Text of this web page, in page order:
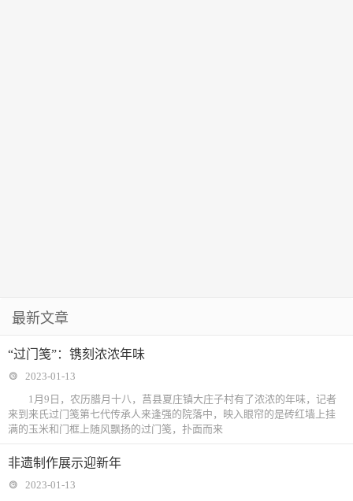
最新文章
“过门笺”：镌刻浓浓年味
2023-01-13
1月9日，农历腊月十八，莒县夏庄镇大庄子村有了浓浓的年味，记者
来到来氏过门笺第七代传承人来逢强的院落中，映入眼帘的是砖红墙上挂
满的玉米和门框上随风飘扬的过门笺，扑面而来
非遗制作展示迎新年
2023-01-13